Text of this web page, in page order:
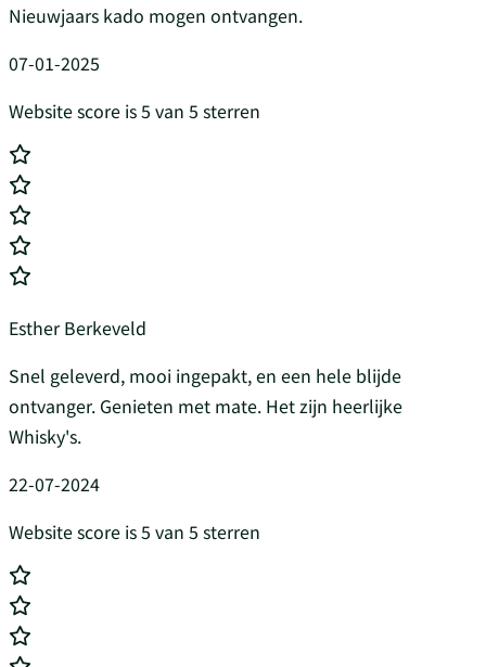
Nieuwjaars kado mogen ontvangen.
07-01-2025
Website score is 5 van 5 sterren
Esther Berkeveld
Snel geleverd, mooi ingepakt, en een hele blijde
ontvanger. Genieten met mate. Het zijn heerlijke
Whisky's.
22-07-2024
Website score is 5 van 5 sterren